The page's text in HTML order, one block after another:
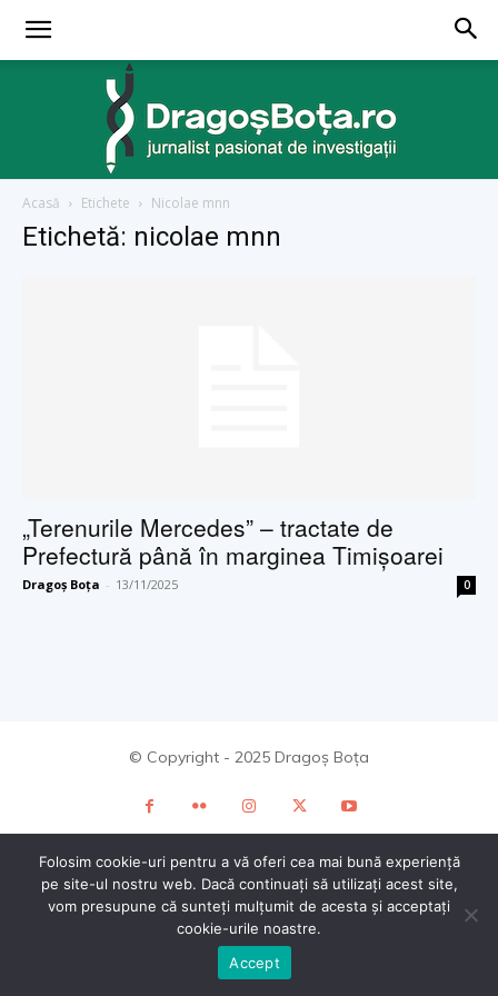
dragosbota.ro
Acasă Etichete Nicolae mnn
Etichetă: nicolae mnn
„Terenurile Mercedes” – tractate de
Prefectură până în marginea Timişoarei
Dragoș Boța - 13/11/2025 0
© Copyright - 2025 Dragoș Boța
Folosim cookie-uri pentru a vă oferi cea mai bună experiență
pe site-ul nostru web. Dacă continuați să utilizați acest site,
vom presupune că sunteți mulțumit de acesta și acceptați
cookie-urile noastre.
Accept